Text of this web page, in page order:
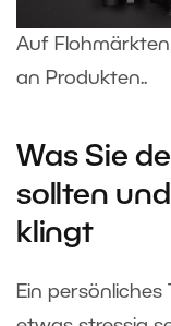
Auf
an Produkten..
Was Sie
sollten
klingt
Ein